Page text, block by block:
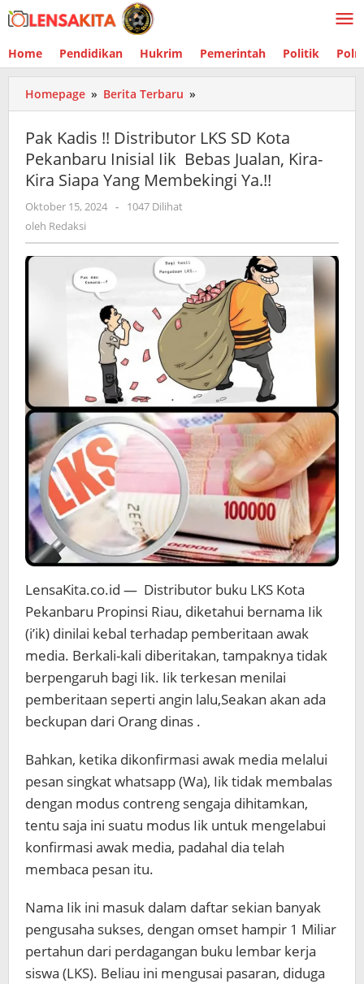
Lewati
ke
Home Pendidikan Hukrim Pemerintah Politik
Homepage » Berita Terbaru »
Kadis
Distributor
LKS
SD
Iik
Bebas
Jualan,
Kira-
Kira
Siapa
Yang
Membekingi
Ya.!!
Pak Kadis !! Distributor LKS SD Kota
Pekanbaru Inisial Iik Bebas Jualan, Kira-
Kira Siapa Yang Membekingi Ya.!!
Oktober 15, 2024 oleh
-
1047 Dilihat
oleh Redaksi
LensaKita.co.id — Distributor buku LKS Kota
Pekanbaru Propinsi Riau, diketahui bernama Iik
(i’ik) dinilai kebal terhadap pemberitaan awak
media. Berkali-kali diberitakan, tampaknya tidak
berpengaruh bagi Iik. Iik terkesan menilai
pemberitaan seperti angin lalu,Seakan akan ada
beckupan dari Orang dinas .
Bahkan, ketika dikonfirmasi awak media melalui
pesan singkat whatsapp (Wa), Iik tidak membalas
dengan modus contreng sengaja dihitamkan,
tentu saja ini suatu modus Iik untuk mengelabui
konfirmasi awak media, padahal dia telah
membaca pesan itu.
Nama Iik ini masuk dalam daftar sekian banyak
pengusaha sukses, dengan omset hampir 1 Miliar
pertahun dari perdagangan buku lembar kerja
siswa (LKS). Beliau ini mengusai pasaran, diduga